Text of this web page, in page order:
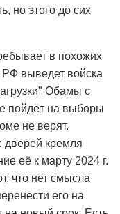
но этого до сих
в похожих
РФ выведет войска
Обамы с
пойдёт на выборы
не верят.
дверей кремля
её к марту 2024 г.
что нет смысла
его на